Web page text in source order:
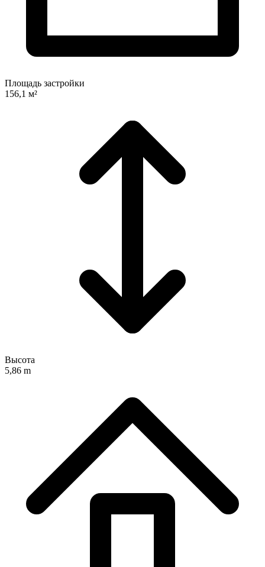
Площадь застройки
156,1 м²
Высота
5,86 m